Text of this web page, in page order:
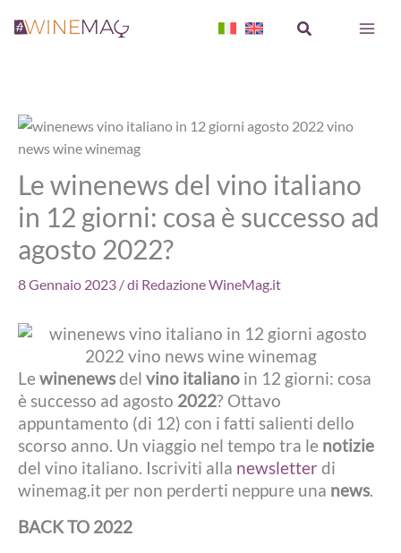
Cerca
Le winenews del vino italiano
in 12 giorni: cosa è successo ad
agosto 2022?
8 Gennaio 2023 / di Redazione WineMag.it
Le winenewsdel vino italiano in 12 giorni: cosa
è successo ad agosto 2022? Ottavo
appuntamento (di 12) con i fatti salienti dello
scorso anno. Un viaggio nel tempo tra le notizie
del vino italiano. Iscriviti alla newsletter di
winemag.it per non perderti neppure una news.
BACK TO 2022